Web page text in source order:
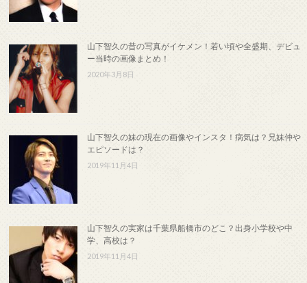
山下智久の昔の写真がイケメン！若い頃や全盛期、デビュ
ー当時の画像まとめ！
2020年3月8日
山下智久の妹の現在の画像やインスタ！病気は？兄妹仲や
エピソードは？
2019年11月4日
山下智久の実家は千葉県船橋市のどこ？出身小学校や中
学、高校は？
2019年11月4日